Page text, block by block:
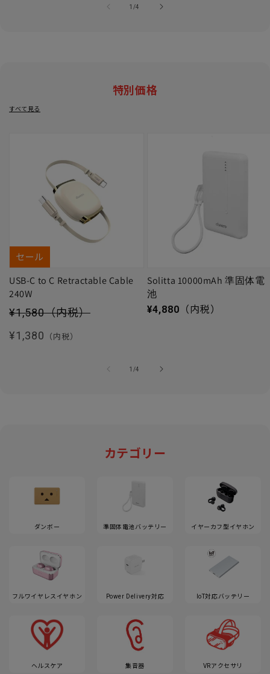
1 /
の4
特別価格
すべて見る
セール
USB-C to C Retractable Cable
240W
セール価格
¥1,580（内税）
通常価格
¥1,380 （内税）
Solitta 10000mAh 準固体電
池
通常価格
¥4,880 （内税）
1 /
の4
カテゴリー
ダンボー 準固体電池バッテリー イヤーカフ型イヤホン
フルワイヤレスイヤホン Power Delivery対応 IoT対応バッテリー
ヘルスケア 集音器 VRアクセサリ